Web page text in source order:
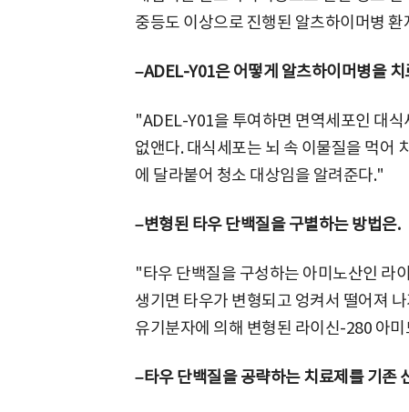
중등도 이상으로 진행된 알츠하이머병
–ADEL-Y01은 어떻게 알츠하이머병을 치
"ADEL-Y01을 투여하면 면역세포인 대
없앤다. 대식세포는 뇌 속 이물질을 먹어
에 달라붙어 청소 대상임을 알려준다."
–변형된 타우 단백질을 구별하는 방법은.
"타우 단백질을 구성하는 아미노산인 라
생기면 타우가 변형되고 엉켜서 떨어져
유기분자에 의해 변형된 라이신-280 아
–타우 단백질을 공략하는 치료제를 기존